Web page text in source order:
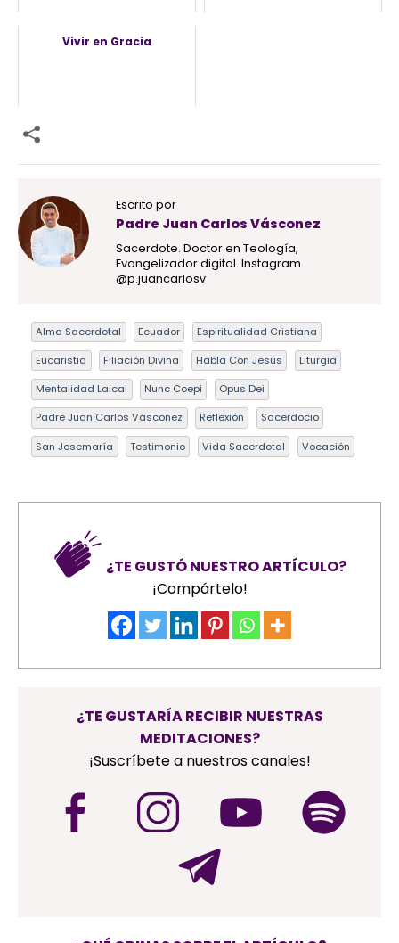
Vivir en Gracia
Escrito por
Padre Juan Carlos Vásconez
Sacerdote. Doctor en Teología,
Evangelizador digital. Instagram
@p.juancarlosv
Alma Sacerdotal Ecuador Espiritualidad Cristiana
Eucaristia Filiación Divina Habla Con Jesús Liturgia
Mentalidad Laical Nunc Coepi Opus Dei
Padre Juan Carlos Vásconez Reflexión Sacerdocio
San Josemaría Testimonio Vida Sacerdotal Vocación
¿TE GUSTÓ NUESTRO ARTÍCULO?
¡Compártelo!
¿TE GUSTARÍA RECIBIR NUESTRAS
MEDITACIONES?
¡Suscríbete a nuestros canales!